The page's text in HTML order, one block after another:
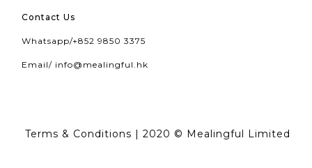
Contact Us
Whatsapp/+852 9850 3375
Email/ info@mealingful.hk
Terms & Conditions | 2020 © Mealingful Limited